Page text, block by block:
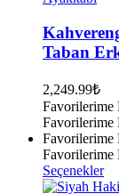
Taban
2,249.99₺
Favorilerime
Favorilerime
Favorilerime
Favorilerime
SeçeneklerBu